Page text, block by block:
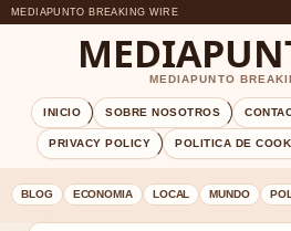
MEDIAPUNTO BREAKING WIRE
MEDIAPUNTO
INICIO SOBRE NOSOTROS
PRIVACY POLICY POLITICA DE
BLOG ECONOMIA LOCAL MUNDO